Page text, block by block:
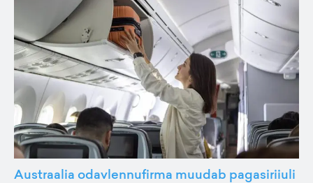
Austraalia odavlennufirma muudab pagasiriiuli